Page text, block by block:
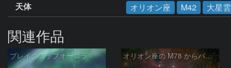
天体
オリオン座 M42 大星雲
関連作品
ブレイクアップオーロラ オリオン座の M78 からバーナードループをまたいで LDN1622あたり